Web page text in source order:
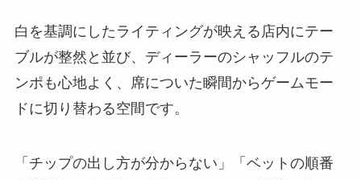
白を基調にしたライティングが映える店内にテー
ブルが整然と並び、ディーラーのシャッフルのテ
ンポも心地よく、席についた瞬間からゲームモー
ドに切り替わる空間です。
「チップの出し方が分からない」「ベットの順番